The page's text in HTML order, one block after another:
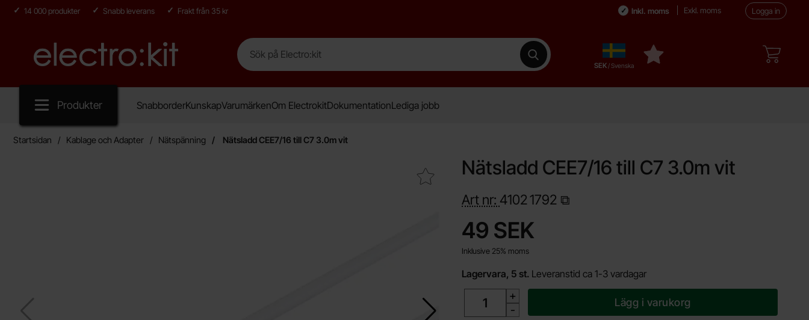
14 000 produkter Snabb leverans Frakt från 35 kr Inkl. moms Exkl. moms Logga in
Startsidan för Electro:kit
Sök
Sök på Electro:kit
Genomför sökningSverige
,SEK / Svenska
Mina favoriter
Produkter SnabborderKunskapVarumärkenOm ElectrokitDokumentationLediga jobb
Startsidan Kablage och Adapter Nätspänning Nätsladd CEE7/16 till C7 3.0m vit
Makera nätsladd CEE7/16 till C7 3.0m vit som favoritNätsladd CEE7/16 till C7 3.0m vit
Art nr: 41021792
pris
49 SEK
Inklusive 25% moms
Lagervara, 5 st. Leveranstid ca 1-3 vardagar
+
-
Lägg i varukorg